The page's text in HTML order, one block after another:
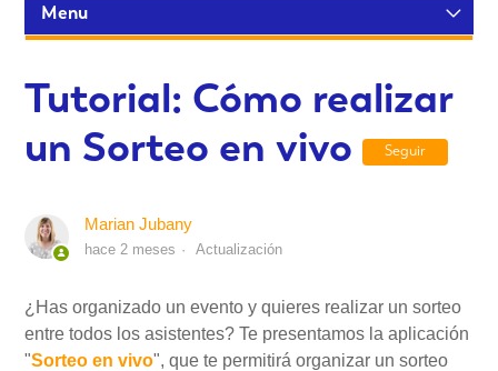
Menu
Participantes y estadísticas
Integraciones
Tutorial: Cómo realizar
un Sorteo en vivo
Seguir
Marian Jubany
hace 2 meses Actualización
¿Has organizado un evento y quieres realizar un sorteo
entre todos los asistentes? Te presentamos la aplicación
"Sorteo en vivo", que te permitirá organizar un sorteo